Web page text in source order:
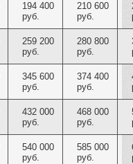
194 400
руб.
210 600
руб.
259 200
руб.
280 800
руб.
345 600
руб.
374 400
руб.
432 000
руб.
468 000
руб.
540 000
руб.
585 000
руб.